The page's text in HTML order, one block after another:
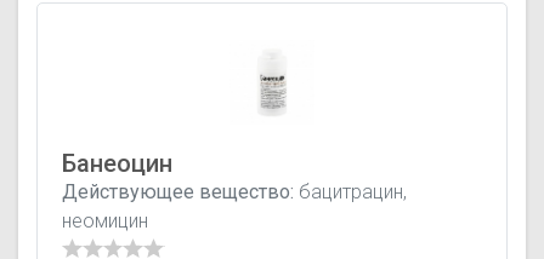
Банеоцин
Действующее вещество: бацитрацин,
неомицин